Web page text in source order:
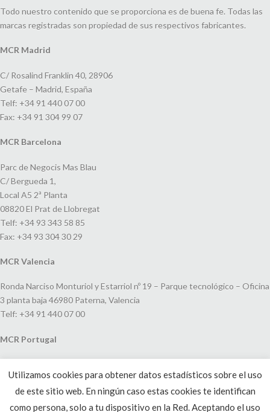
Todo nuestro contenido que se proporciona es de buena fe. Todas las
marcas registradas son propiedad de sus respectivos fabricantes.
MCR Madrid
C/ Rosalind Franklin 40, 28906
Getafe – Madrid, España
Telf: +34 91 440 07 00
Fax: +34 91 304 99 07
MCR Barcelona
Parc de Negocis Mas Blau
C/ Bergueda 1,
Local A5 2ª Planta
08820 El Prat de Llobregat
Telf: +34 93 343 58 85
Fax: +34 93 304 30 29
MCR Valencia
Ronda Narciso Monturiol y Estarriol nº 19 – Parque tecnológico – Oficina
3 planta baja 46980 Paterna, Valencia
Telf: +34 91 440 07 00
MCR Portugal
João V, 24
1250-091 Lisboa, Portugal
Telf: +351 220 993 033
Utilizamos cookies para obtener datos estadísticos sobre el uso
de este sitio web. En ningún caso estas cookies te identifican
como persona, solo a tu dispositivo en la Red. Aceptando el uso